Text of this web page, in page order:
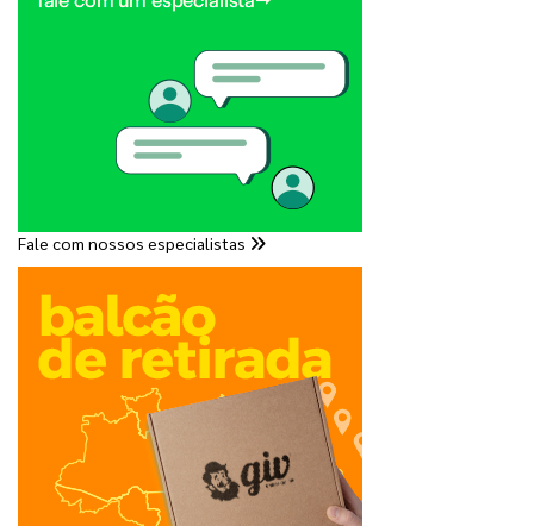
Fale com nossos especialistas